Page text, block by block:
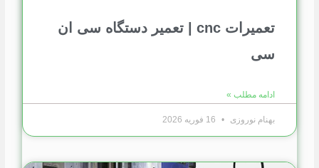
تعمیرات cnc | تعمیر دستگاه سی ان
سی
ادامه مطلب »
بهنام نوروزی